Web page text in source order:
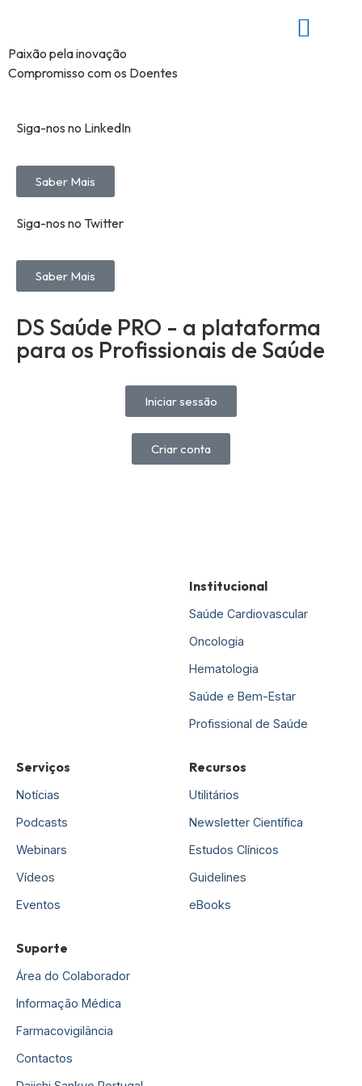
Paixão pela inovação
Compromisso com os Doentes
Siga-nos no LinkedIn
Saber Mais
Siga-nos no Twitter
Saber Mais
DS Saúde PRO - a plataforma
para os Profissionais de Saúde
Iniciar sessão
Criar conta
Institucional
Saúde Cardiovascular
Oncologia
Hematologia
Saúde e Bem-Estar
Profissional de Saúde
Serviços
Notícias
Podcasts
Webinars
Vídeos
Eventos
Recursos
Utilitários
Newsletter Científica
Estudos Clínicos
Guidelines
eBooks
Suporte
Área do Colaborador
Informação Médica
Farmacovigilância
Contactos